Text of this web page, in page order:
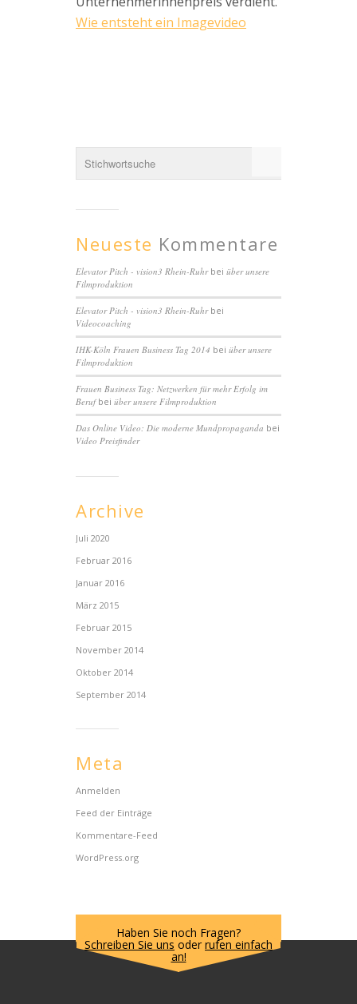
Wie entsteht ein Imagevideo
Neueste Kommentare
Elevator Pitch - vision3 Rhein-Ruhrbei über unsere
Filmproduktion
Elevator Pitch - vision3 Rhein-Ruhrbei
Videocoaching
IHK-Köln Frauen Business Tag 2014 bei über unsere
Filmproduktion
Frauen Business Tag: Netzwerken für mehr Erfolg im
Berufbei über unsere Filmproduktion
Das Online Video: Die moderne Mundpropaganda bei
Video Preisfinder
Archive
Juli 2020
Februar 2016
Januar 2016
März 2015
Februar 2015
November 2014
Oktober 2014
September 2014
Meta
Anmelden
Feed der Einträge
Kommentare-Feed
WordPress.org
Haben Sie noch Fragen?
Schreiben Sie uns oderrufen einfach
an!